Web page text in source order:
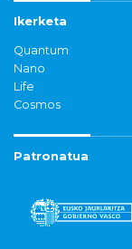
Ikerketa
Quantum
Nano
Life
Cosmos
Patronatua